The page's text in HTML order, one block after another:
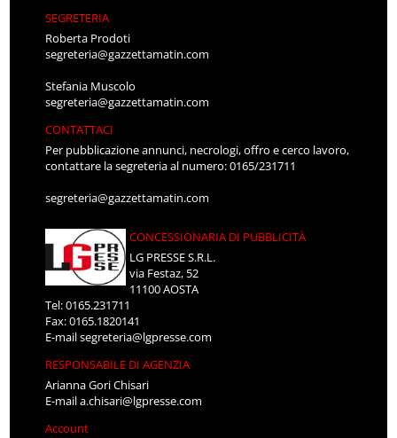
SEGRETERIA
Roberta Prodoti
segreteria@gazzettamatin.com
Stefania Muscolo
segreteria@gazzettamatin.com
CONTATTACI
Per pubblicazione annunci, necrologi, offro e cerco lavoro,
contattare la segreteria al numero: 0165/231711
segreteria@gazzettamatin.com
CONCESSIONARIA DI PUBBLICITÀ
LG PRESSE S.R.L.
via Festaz, 52
11100 AOSTA
Tel: 0165.231711
Fax: 0165.1820141
E-mailsegreteria@lgpresse.com
RESPONSABILE DI AGENZIA
Arianna Gori Chisari
E-maila.chisari@lgpresse.com
Account